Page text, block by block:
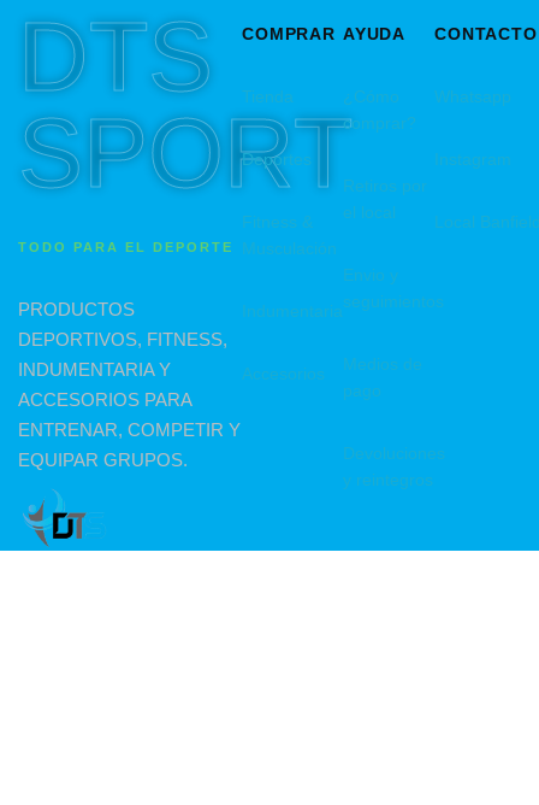
DTS
SPORT
TODO PARA EL DEPORTE
PRODUCTOS
DEPORTIVOS, FITNESS,
INDUMENTARIA Y
ACCESORIOS PARA
ENTRENAR, COMPETIR Y
EQUIPAR GRUPOS.
COMPRAR
Tienda
Deportes
Fitness &
Musculación
Indumentaria
Accesorios
AYUDA
¿Cómo
comprar?
Retiros por
el local
Envio y
seguimientos
Medios de
pago
Devoluciones
y reintegros
CONTACTO
Whatsapp
Instagram
Local